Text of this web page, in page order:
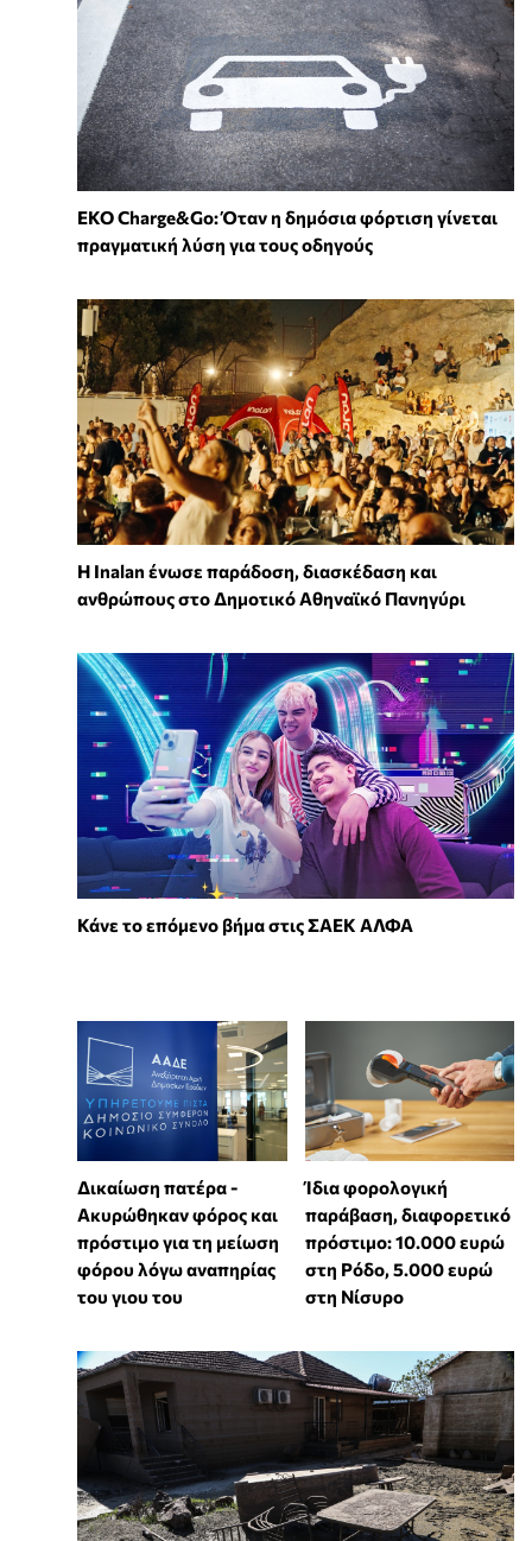
EKO Charge&Go: Όταν η δημόσια φόρτιση γίνεται
πραγματική λύση για τους οδηγούς
Η Inalan ένωσε παράδοση, διασκέδαση και
ανθρώπους στο Δημοτικό Αθηναϊκό Πανηγύρι
Κάνε το επόμενο βήμα στις ΣΑΕΚ ΑΛΦΑ
Δικαίωση πατέρα -
Ακυρώθηκαν φόρος και
πρόστιμο για τη μείωση
φόρου λόγω αναπηρίας
του γιου του
Ίδια φορολογική
παράβαση, διαφορετικό
πρόστιμο: 10.000 ευρώ
στη Ρόδο, 5.000 ευρώ
στη Νίσυρο